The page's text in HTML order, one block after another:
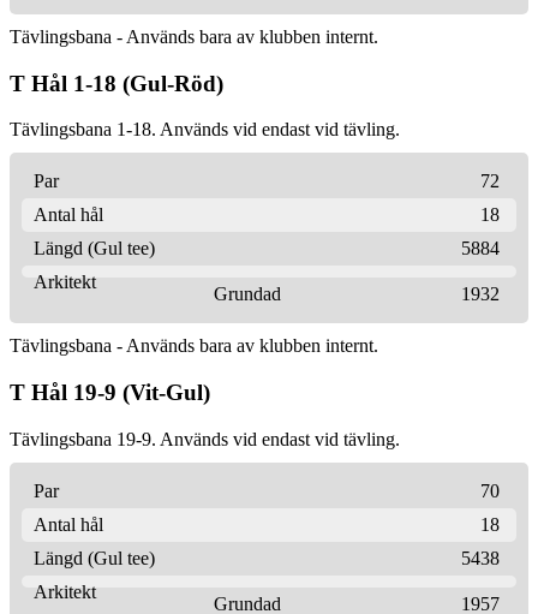
Tävlingsbana - Används bara av klubben internt.
T Hål 1-18 (Gul-Röd)
Tävlingsbana 1-18. Används vid endast vid tävling.
Par
72
Antal hål
18
Längd (Gul tee)
5884
Arkitekt
Grundad 1932
Tävlingsbana - Används bara av klubben internt.
T Hål 19-9 (Vit-Gul)
Tävlingsbana 19-9. Används vid endast vid tävling.
Par
70
Antal hål
18
Längd (Gul tee)
5438
Arkitekt
Grundad 1957